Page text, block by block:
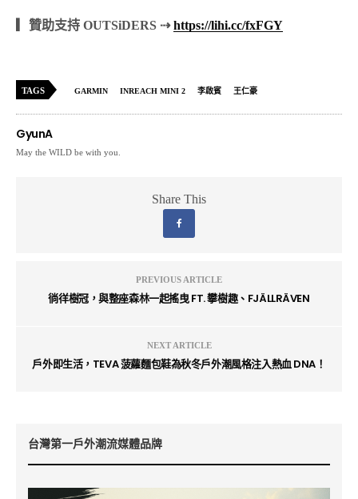
▎贊助支持 OUTSiDERS ⇢https://lihi.cc/fxFGY
TAGS GARMIN INREACH MINI 2 李啟賓 王仁豪
GyunA
May the WILD be with you.
Share This
PREVIOUS ARTICLE
徜徉樹冠，與整座森林一起搖曳 FT. 攀樹趣、FJÄLLRÄVEN
NEXT ARTICLE
戶外即生活，TEVA 菠蘿麵包鞋為秋冬戶外潮風格注入熱血 DNA！
台灣第一戶外潮流媒體品牌